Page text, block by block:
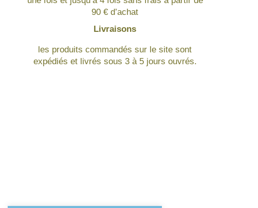
90 € d’achat
Livraisons
les produits commandés sur le site sont
expédiés et livrés sous 3 à 5 jours ouvrés.